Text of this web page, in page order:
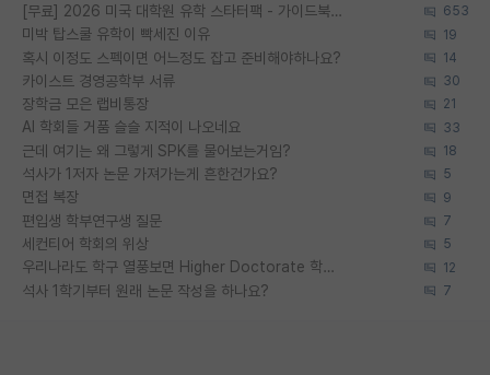
[무료] 2026 미국 대학원 유학 스타터팩 - 가이드북 & 합격자 컨택메일 템플릿 653
미박 탑스쿨 유학이 빡세진 이유 19
혹시 이정도 스펙이면 어느정도 잡고 준비해야하나요? 14
카이스트 경영공학부 서류 30
장학금 모은 랩비통장 21
AI 학회들 거품 슬슬 지적이 나오네요 33
근데 여기는 왜 그렇게 SPK를 물어보는거임? 18
석사가 1저자 논문 가져가는게 흔한건가요? 5
면접 복장 9
편입생 학부연구생 질문 7
세컨티어 학회의 위상 5
우리나라도 학구 열풍보면 Higher Doctorate 학위가 필요하다고 봅니다. 12
석사 1학기부터 원래 논문 작성을 하나요? 7